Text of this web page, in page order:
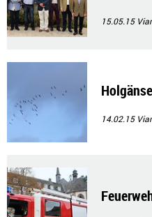
15.05.15
14.02.15